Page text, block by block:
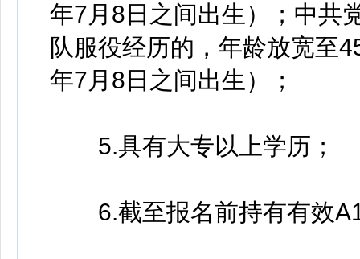
年7月8日之间出生）；中共
队服役经历的，年龄放宽至
年7月8日之间出生）；
5.具有大专以上学历；
6.截至报名前持有有效A1